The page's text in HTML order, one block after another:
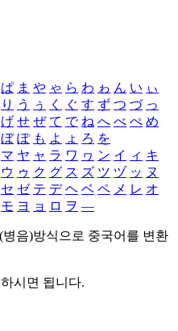
ぱ ま や ゃ ら わ ゎ ん い ぃ
り う ぅ く ぐ す ず つ づ っ
げ せ ぜ て で ね へ べ ぺ め
ぼ ぽ も よ ょ ろ を
マ ヤ ャ ラ ワ ヮ ン イ ィ キ
ウ ゥ ク グ ス ズ ツ ヅ ッ ヌ
セ ゼ テ デ ヘ ベ ペ メ レ オ
モ ヨ ョ ロ ヲ ―
병음)방식으로 중국어를 변환
시면 됩니다.